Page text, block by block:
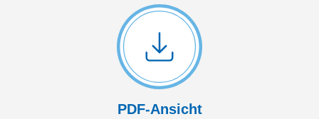
PDF-Ansicht